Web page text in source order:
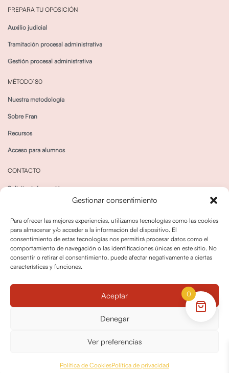
Gestionar consentimiento
Para ofrecer las mejores experiencias, utilizamos tecnologías como las cookies
para almacenar y/o acceder a la información del dispositivo. El
consentimiento de estas tecnologías nos permitirá procesar datos como el
comportamiento de navegación o las identificaciones únicas en este sitio. No
consentir o retirar el consentimiento, puede afectar negativamente a ciertas
características y funciones.
Aceptar
Denegar
Ver preferencias
Política de CookiesPolítica de privacidad
PREPARA TU OPOSICIÓN
Auxilio judicial
Tramitación procesal administrativa
Gestión procesal administrativa
MÉTODO180
Nuestra metodología
Sobre Fran
Recursos
Acceso para alumnos
CONTACTO
Solicitar información
Política de cookies
Política dedevoluciones y cancelaciones
© OPO180 2026 Todos los derechos reservados
0